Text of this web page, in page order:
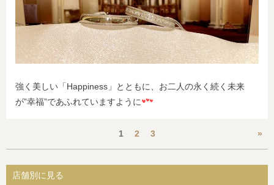
強く美しい「Happiness」とともに、お二人の永く続く未来
が”幸福”であふれていますように
1 2 3 »
店舗別に見る